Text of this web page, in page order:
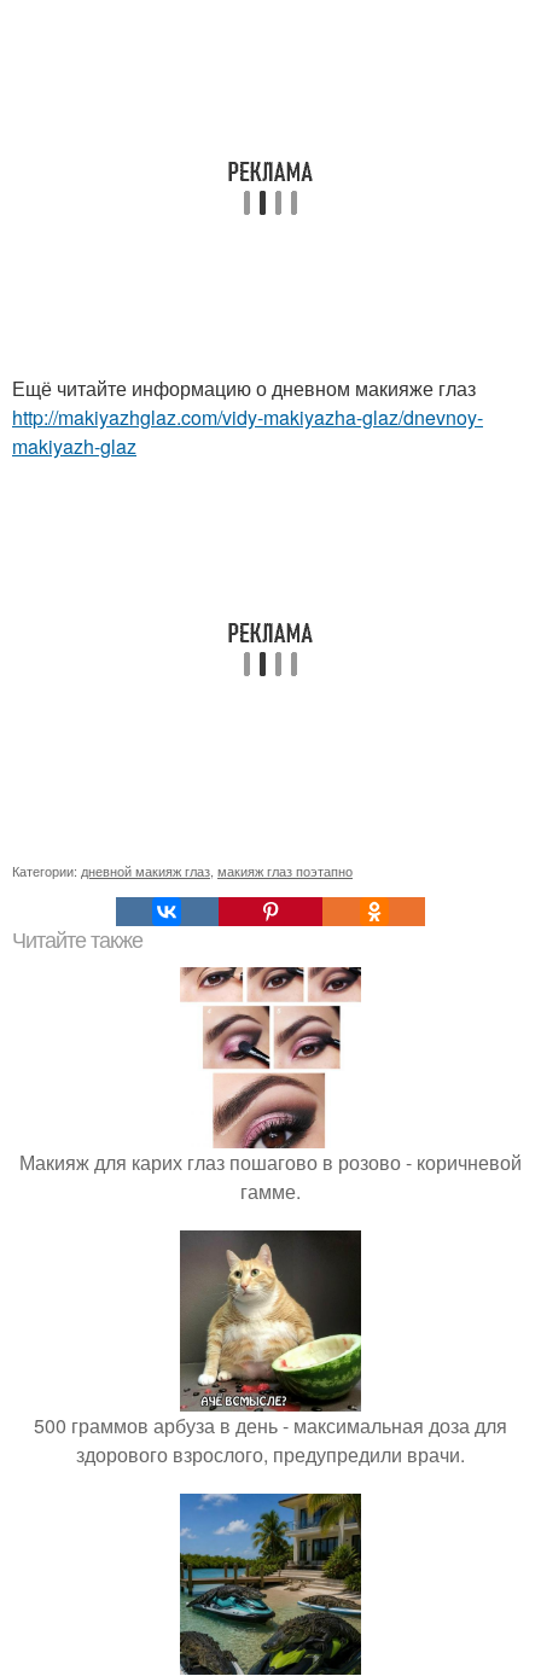
Ещё читайте информацию о дневном макияже глаз
http://makiyazhglaz.com/vidy-makiyazha-glaz/dnevnoy-
makiyazh-glaz
Категории: дневной макияж глаз макияж глаз поэтапно
Читайте также
Макияж для карих глаз пошагово в розово - коричневой
гамме.
500 граммов арбуза в день - максимальная доза для
здорового взрослого, предупредили врачи.